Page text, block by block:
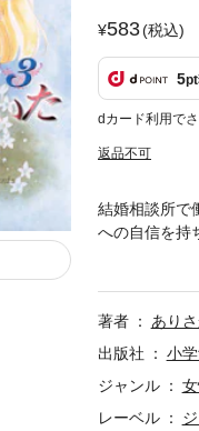
583(税込)
5pt
dカード利用で
返品不可
結婚相談所で
への自信を持
愛されるこ
著者
あり
出版社
小
ジャンル
レーベル